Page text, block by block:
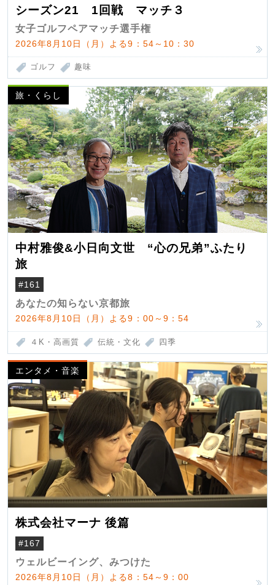
シーズン21 1回戦 マッチ３
女子ゴルフペアマッチ選手権
2026年8月10日（月）よる9：54～10：30
ゴルフ 趣味
旅・くらし
中村雅俊&小日向文世 “心の兄弟”ふたり
旅
#161
あなたの知らない京都旅
2026年8月10日（月）よる9：00～9：54
４K・高画質 伝統・文化 四季
エンタメ・音楽
株式会社マーナ 後篇
#167
ウェルビーイング、みつけた
2026年8月10日（月）よる8：54～9：00